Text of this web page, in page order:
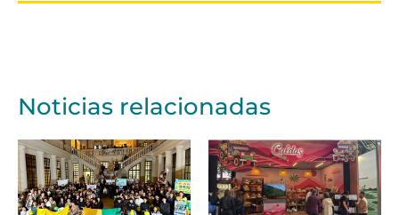
Noticias relacionadas